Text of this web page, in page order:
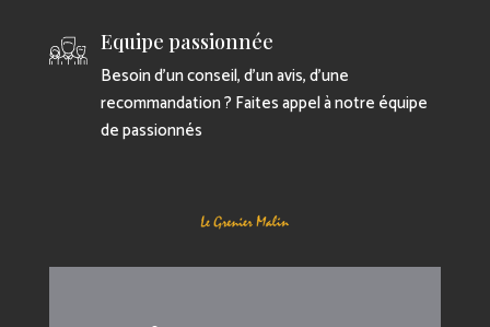
Equipe passionnée
Besoin d’un conseil, d’un avis, d’une
recommandation ? Faites appel à notre équipe
de passionnés